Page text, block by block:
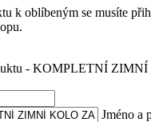
k oblíbeným se musíte
- KOMPLETNÍ
Jméno a